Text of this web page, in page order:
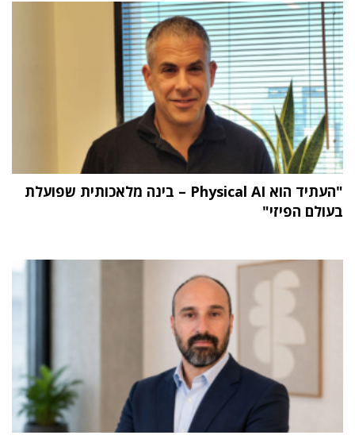
"העתיד הוא Physical AI – בינה מלאכותית שפועלת
בעולם הפיזי"